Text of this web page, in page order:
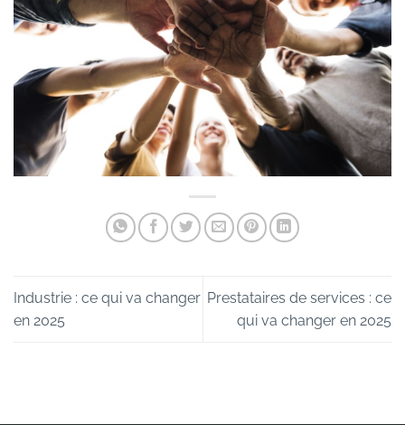
Industrie : ce qui va changer
en 2025
Prestataires de services : ce
qui va changer en 2025